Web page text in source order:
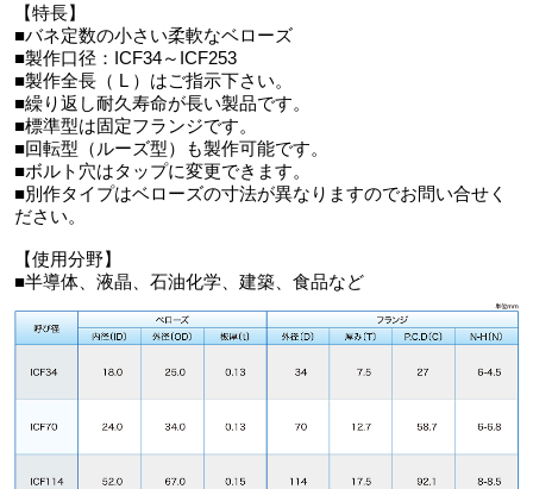
【特長】
■バネ定数の小さい柔軟なベローズ
■製作口径：ICF34～ICF253
■製作全長（ L ）はご指示下さい。
■繰り返し耐久寿命が長い製品です。
■標準型は固定フランジです。
■回転型（ルーズ型）も製作可能です。
■ボルト穴はタップに変更できます。
■別作タイプはベローズの寸法が異なりますのでお問い合せく
ださい。
【使用分野】
■半導体、液晶、石油化学、建築、食品など